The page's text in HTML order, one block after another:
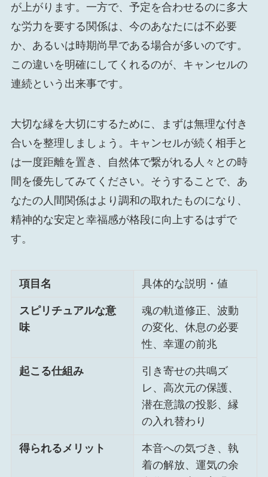
が上がります。一方で、予定を合わせるのに多大
な労力を要する関係は、今のあなたには不必要
か、あるいは時期尚早である場合が多いのです。
この違いを明確にしてくれるのが、キャンセルの
連続という出来事です。
大切な縁を大切にするために、まずは無理な付き
合いを整理しましょう。キャンセルが続く相手と
は一度距離を置き、自然体で繋がれる人々との時
間を優先してみてください。そうすることで、あ
なたの人間関係はより調和の取れたものになり、
精神的な安定と幸福感が格段に向上するはずで
す。
項目名 具体的な説明・値
スピリチュアルな意
味
魂の軌道修正、波動
の変化、休息の必要
性、幸運の前兆
起こる仕組み
引き寄せの共鳴ズ
レ、高次元の保護、
潜在意識の投影、縁
の入れ替わり
得られるメリット
本音への気づき、執
着の解放、運気の余